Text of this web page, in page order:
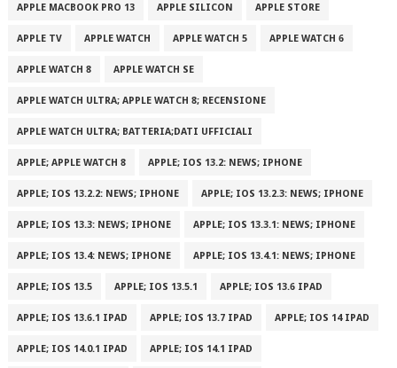
APPLE MACBOOK PRO 13
APPLE SILICON APPLE STORE
APPLE TV APPLE WATCH APPLE WATCH 5 APPLE WATCH 6
APPLE WATCH 8 APPLE WATCH SE
APPLE WATCH ULTRA; APPLE WATCH 8; RECENSIONE
APPLE WATCH ULTRA; BATTERIA;DATI UFFICIALI
APPLE; APPLE WATCH 8 APPLE; IOS 13.2: NEWS; IPHONE
APPLE; IOS 13.2.2: NEWS; IPHONE APPLE; IOS 13.2.3: NEWS; IPHONE
APPLE; IOS 13.3: NEWS; IPHONE APPLE; IOS 13.3.1: NEWS; IPHONE
APPLE; IOS 13.4: NEWS; IPHONE APPLE; IOS 13.4.1: NEWS; IPHONE
APPLE; IOS 13.5 APPLE; IOS 13.5.1 APPLE; IOS 13.6 IPAD
APPLE; IOS 13.6.1 IPAD APPLE; IOS 13.7 IPAD APPLE; IOS 14 IPAD
APPLE; IOS 14.0.1 IPAD APPLE; IOS 14.1 IPAD